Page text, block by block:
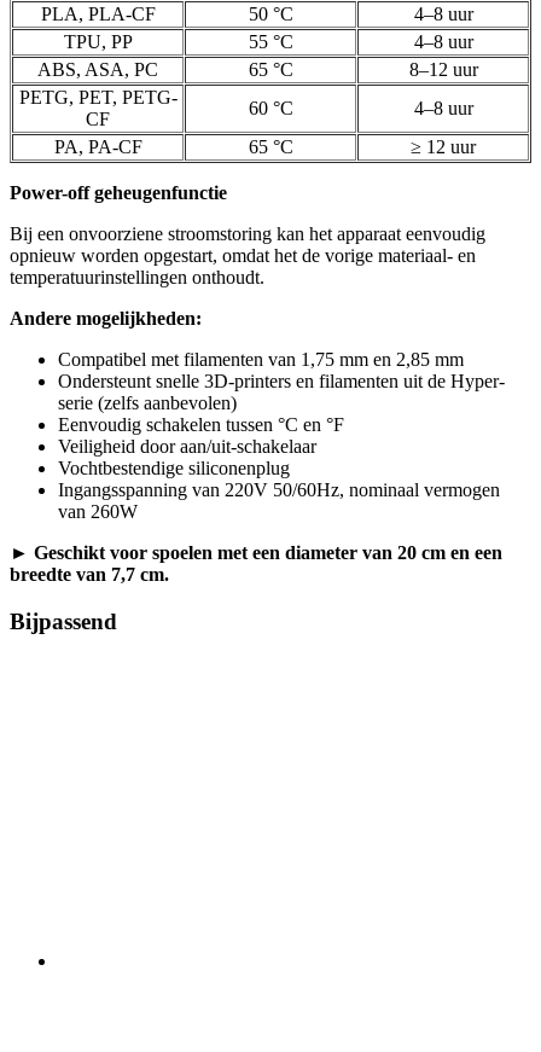
PLA, PLA-CF 50 °C
4–8 uur
TPU, PP
55 °C
4–8 uur
ABS, ASA, PC
65 °C
8–12 uur
PETG, PET, PETG-
CF
60 °C
4–8 uur
PA, PA-CF
65 °C ≥ 12 uur
Power-off geheugenfunctie
Bij een onvoorziene stroomstoring kan het apparaat eenvoudig
opnieuw worden opgestart, omdat het de vorige materiaal- en
temperatuurinstellingen onthoudt.
Andere mogelijkheden:
Compatibel met filamenten van 1,75 mm en 2,85 mm
Ondersteunt snelle 3D-printers en filamenten uit de Hyper-
serie (zelfs aanbevolen)
Eenvoudig schakelen tussen °C en °F
Veiligheid door aan/uit-schakelaar
Vochtbestendige siliconenplug
Ingangsspanning van 220V 50/60Hz, nominaal vermogen
van 260W
► Geschikt voor spoelen met een diameter van 20 cm en een
breedte van 7,7 cm.
Bijpassend